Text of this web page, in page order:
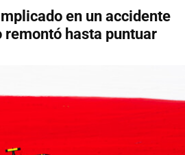
en un accidente
remontó hasta puntuar